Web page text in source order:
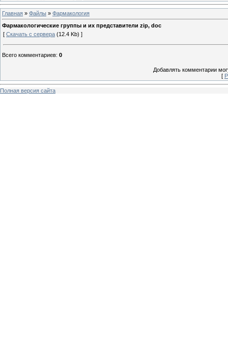
Главная » Файлы » Фармакология
Фармакологические группы и их представители zip, doc
[ Скачать с сервера (12.4 Kb) ]
Всего комментариев: 0
Добавлять комментарии
[
Полная версия сайта